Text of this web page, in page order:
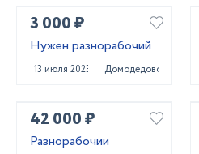
3 000 ₽
Нужен разнорабочий
13 июля 2023 Домодедово
42 000 ₽
Разнорабочии